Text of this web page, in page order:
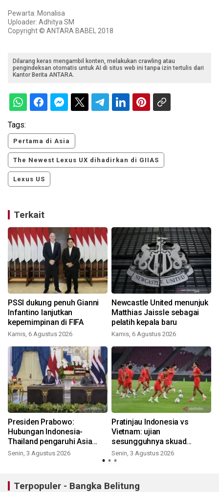
Pewarta: Monalisa
Uploader: Adhitya SM
Copyright © ANTARA BABEL 2018
Dilarang keras mengambil konten, melakukan crawling atau
pengindeksan otomatis untuk AI di situs web ini tanpa izin tertulis dari
Kantor Berita ANTARA.
Tags:
Pertama di Asia
The Newest Lexus UX dihadirkan di GIIAS
Lexus US
Terkait
PSSI dukung penuh Gianni
Infantino lanjutkan
kepemimpinan di FIFA
Kamis, 6 Agustus 2026
Newcastle United menunjuk
Matthias Jaissle sebagai
pelatih kepala baru
Kamis, 6 Agustus 2026
Presiden Prabowo:
Hubungan Indonesia-
Thailand pengaruhi Asia
Tenggara
Senin, 3 Agustus 2026
Pratinjau Indonesia vs
Vietnam: ujian
sesungguhnya skuad
Garuda
Senin, 3 Agustus 2026
Terpopuler - Bangka Belitung